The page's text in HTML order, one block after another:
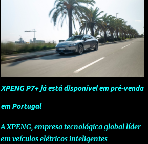
XPENG P7+ já está disponível em pré-venda
em Portugal
A XPENG, empresa tecnológica global líder
em veículos elétricos inteligentes